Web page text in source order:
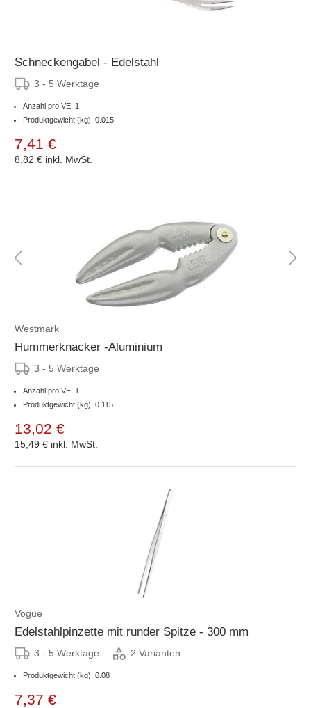
Schneckengabel - Edelstahl
3 - 5 Werktage
Anzahl pro VE: 1
Produktgewicht (kg): 0.015
7,41 €
8,82 € inkl. MwSt.
Westmark
Hummerknacker -Aluminium
3 - 5 Werktage
Anzahl pro VE: 1
Produktgewicht (kg): 0.115
13,02 €
15,49 € inkl. MwSt.
Vogue
Edelstahlpinzette mit runder Spitze - 300 mm
3 - 5 Werktage 2 Varianten
Produktgewicht (kg): 0.08
7,37 €